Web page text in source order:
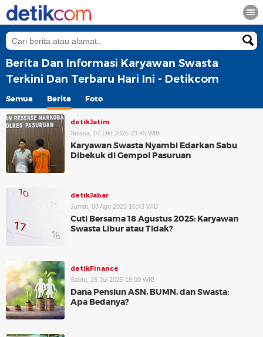
Berita Dan Informasi Karyawan Swasta
Terkini Dan Terbaru Hari Ini - Detikcom
Semua Berita Foto
detikJatim
Selasa, 07 Okt 2025 23:45 WIB
Karyawan Swasta Nyambi Edarkan Sabu
Dibekuk di Gempol Pasuruan
detikJabar
Jumat, 08 Agu 2025 16:43 WIB
Cuti Bersama 18 Agustus 2025: Karyawan
Swasta Libur atau Tidak?
detikFinance
Sabtu, 26 Jul 2025 18:00 WIB
Dana Pensiun ASN, BUMN, dan Swasta:
Apa Bedanya?